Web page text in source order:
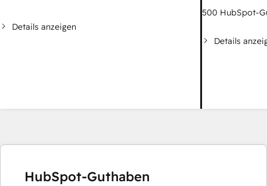
Details anzeigen
500 HubSpot-
Details
HubSpot-Guthaben